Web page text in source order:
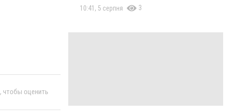
, чтобы оценить
10:41, 5 серпня 3